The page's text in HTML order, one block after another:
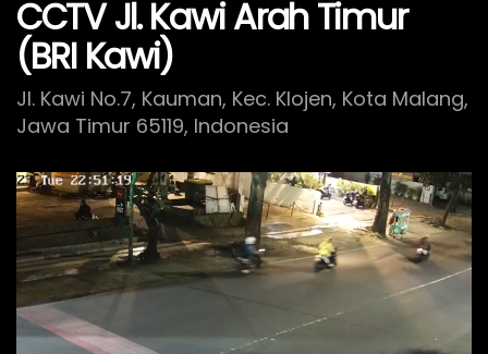
CCTV Jl. Kawi Arah Timur
(BRI Kawi)
Jl. Kawi No.7, Kauman, Kec. Klojen, Kota Malang,
Jawa Timur 65119, Indonesia